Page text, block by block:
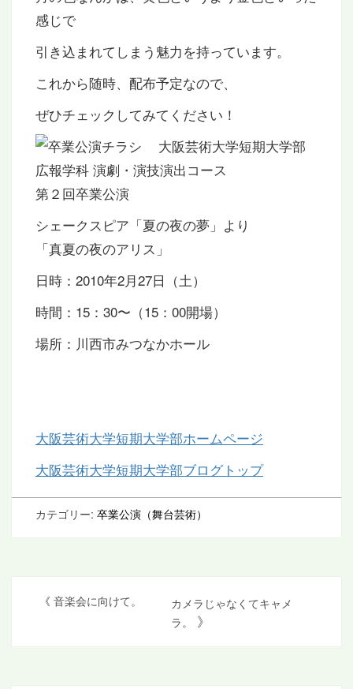
感じで
引き込まれてしまう魅力を持っています。
これから随時、配布予定なので、
ぜひチェックしてみてください！
大阪芸術大学短期大学部
広報学科 演劇・演技演出コース
第２回卒業公演
シェークスピア「夏の夜の夢」より
「真夏の夜のアリス」
日時：2010年2月27日（土）
時間：15：30〜（15：00開場）
場所：川西市みつなかホール
大阪芸術大学短期大学部ホームページ
大阪芸術大学短期大学部ブログトップ
カテゴリー: 卒業公演（舞台芸術）
《 音楽会に向けて。
カメラじゃなくてキャメ
ラ。
》